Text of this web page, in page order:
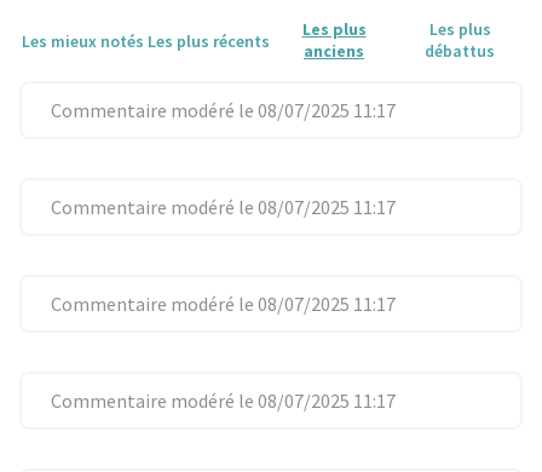
Les mieux notés Les plus récents
Les plus
anciens
Les plus
débattus
Commentaire modéré le 08/07/2025 11:17
Commentaire modéré le 08/07/2025 11:17
Commentaire modéré le 08/07/2025 11:17
Commentaire modéré le 08/07/2025 11:17